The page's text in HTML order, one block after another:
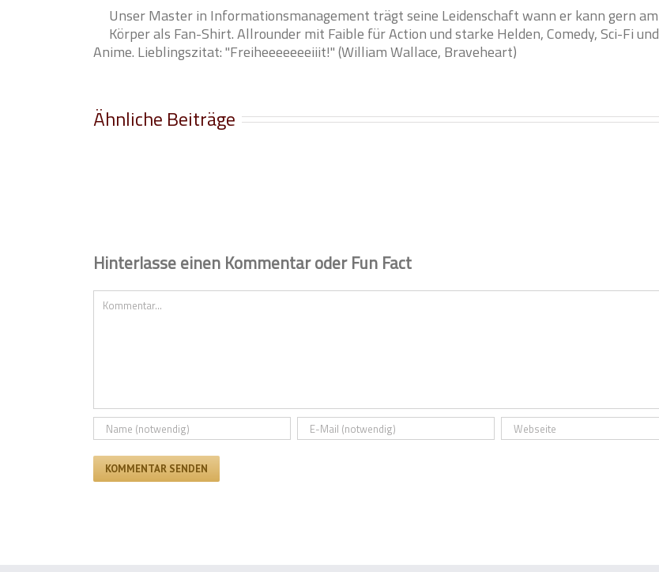
Unser Master in Informationsmanagement trägt seine Leidenschaft wann er kann gern am
Körper als Fan-Shirt. Allrounder mit Faible für Action und starke Helden, Comedy, Sci-Fi und
Anime. Lieblingszitat: "Freiheeeeeeeiiit!" (William Wallace, Braveheart)
Ähnliche Beiträge
Hinterlasse einen Kommentar oder Fun Fact
Comment